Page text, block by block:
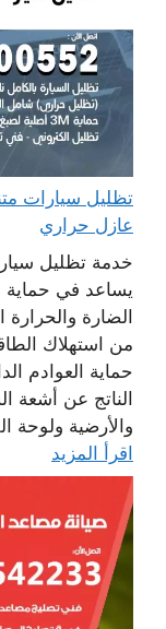
عازل حراري
خدمة تظليل
يساعد في
الضارة والحرارة
من استهلاك
حماية العوادم
الناتج عن أشعة
والأرضية ولوحة
اقرأ المزيد